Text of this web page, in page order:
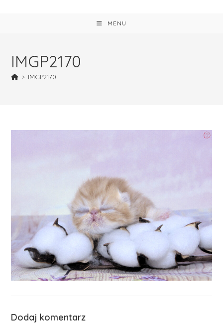
MENU
IMGP2170
> IMGP2170
Dodaj komentarz